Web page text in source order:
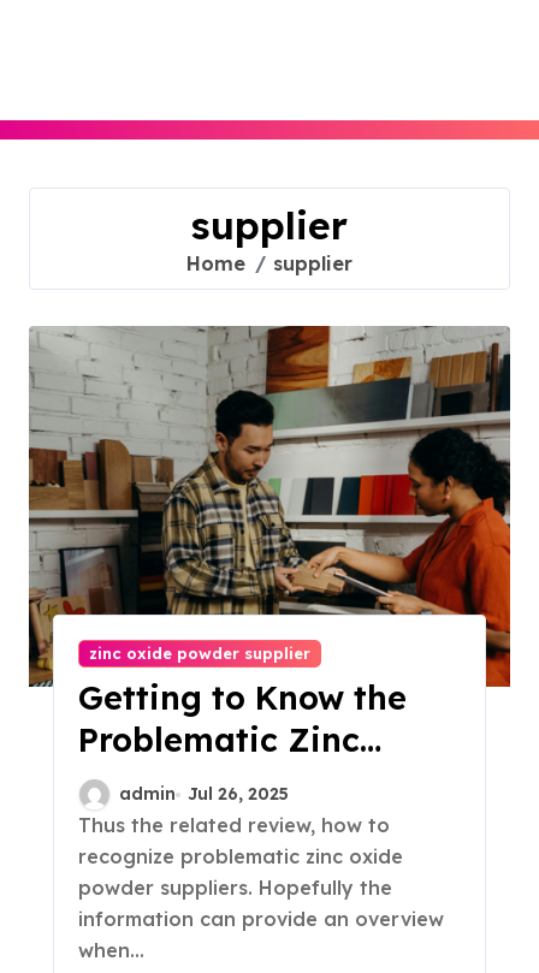
supplier
Home supplier
zinc oxide powder supplier
Getting to Know the
Problematic Zinc
Oxide Powder Supplier
admin Jul 26, 2025
Thus the related review, how to
recognize problematic zinc oxide
powder suppliers. Hopefully the
information can provide an overview
when…